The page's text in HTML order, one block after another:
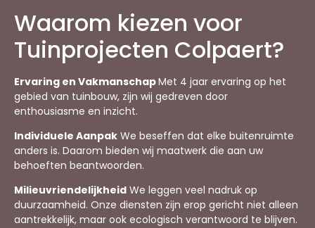
Waarom kiezen voor
Tuinprojecten Colpaert?
Ervaring en VakmanschapMet 4 jaar ervaring op het
gebied van tuinbouw, zijn wij gedreven door
enthousiasme en inzicht.
Individuele Aanpak We beseffen dat elke buitenruimte
anders is. Daarom bieden wij maatwerk die aan uw
behoeften beantwoorden.
Milieuvriendelijkheid We leggen veel nadruk op
duurzaamheid. Onze diensten zijn erop gericht niet alleen
aantrekkelijk, maar ook ecologisch verantwoord te blijven.